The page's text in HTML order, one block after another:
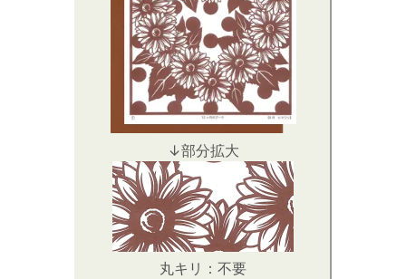
↓部分拡大
丸キリ：不要